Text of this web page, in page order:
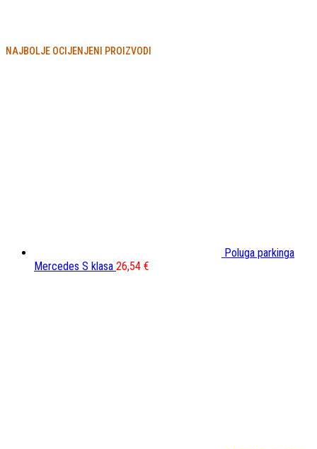
NAJBOLJE OCIJENJENI PROIZVODI
Poluga parkinga
Mercedes S klasa 26,54 €